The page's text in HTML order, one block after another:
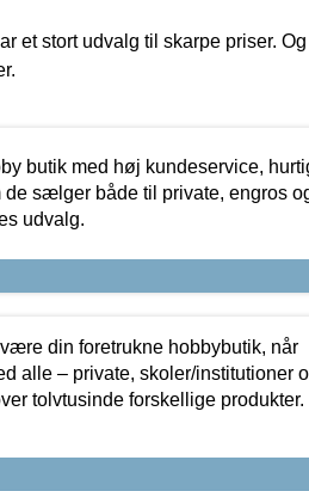
et stort udvalg til skarpe priser. Og
butik med høj kundeservice,
de sælger både til private, engros
udvalg.
din foretrukne hobbybutik, når
alle – private, skoler/institutioner
tolvtusinde forskellige produkter.